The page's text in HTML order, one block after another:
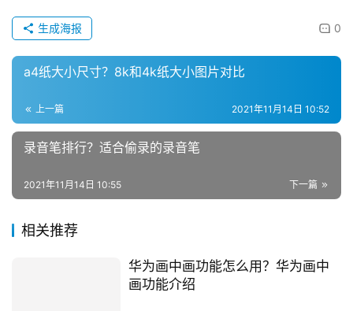
0
生成海报
a4纸大小尺寸？8k和4k纸大小图片对比
上一篇 2021年11月14日 10:52
录音笔排行？适合偷录的录音笔
下一篇
2021年11月14日 10:55
相关推荐
华为画中画功能怎么用？华为画中
画功能介绍